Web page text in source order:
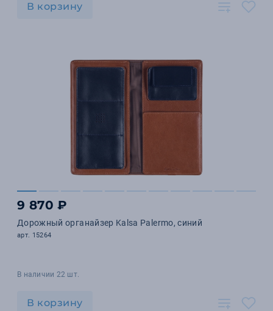
В корзину
9 870 ₽
Дорожный органайзер Kalsa Palermo, синий
арт. 15264
В наличии 22 шт.
В корзину